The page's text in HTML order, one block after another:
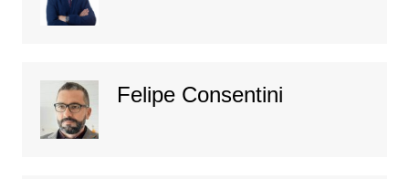
Felipe Consentini